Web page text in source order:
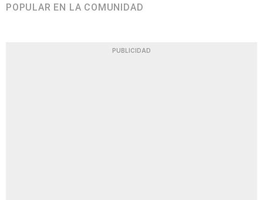
POPULAR EN LA COMUNIDAD
PUBLICIDAD